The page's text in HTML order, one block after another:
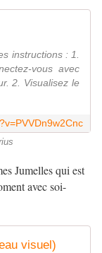
instructions : 1.
vous avec
2. Visualisez le
Jumelles qui est
avec soi-
visuel)